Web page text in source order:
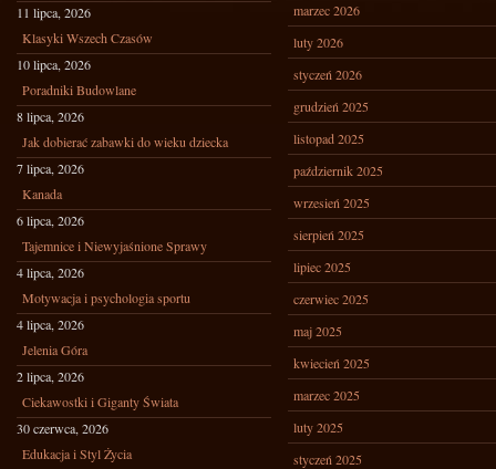
11 lipca, 2026
Klasyki Wszech Czasów
10 lipca, 2026
Poradniki Budowlane
8 lipca, 2026
Jak dobierać zabawki do wieku dziecka
7 lipca, 2026
Kanada
6 lipca, 2026
Tajemnice i Niewyjaśnione Sprawy
4 lipca, 2026
Motywacja i psychologia sportu
4 lipca, 2026
Jelenia Góra
2 lipca, 2026
Ciekawostki i Giganty Świata
30 czerwca, 2026
Edukacja i Styl Życia
marzec 2026
luty 2026
styczeń 2026
grudzień 2025
listopad 2025
październik 2025
wrzesień 2025
sierpień 2025
lipiec 2025
czerwiec 2025
maj 2025
kwiecień 2025
marzec 2025
luty 2025
styczeń 2025